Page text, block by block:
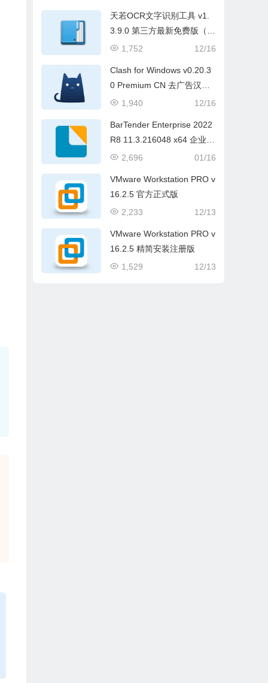
天若OCR文字识别工具 v1.
3.9.0 第三方最新免费版（本
地版）
12/16
1,752
Clash for Windows v0.20.3
0 Premium CN 去广告汉化
便携版
12/16
1,940
BarTender Enterprise 2022
R8 11.3.216048 x64 企业破
解版(条形码标签软件)
01/16
2,696
VMware Workstation PRO v
16.2.5 官方正式版
12/13
2,233
VMware Workstation PRO v
16.2.5 精简安装注册版
12/13
1,529